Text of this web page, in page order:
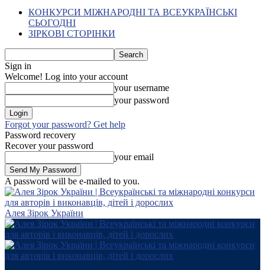
КОНКУРСИ МІЖНАРОДНІ ТА ВСЕУКРАЇНСЬКІ
СЬОГОДНІ
ЗІРКОВІ СТОРІНКИ
Sign in
Welcome! Log into your account
your username
your password
Forgot your password? Get help
Password recovery
Recover your password
your email
A password will be e-mailed to you.
Алея Зірок України